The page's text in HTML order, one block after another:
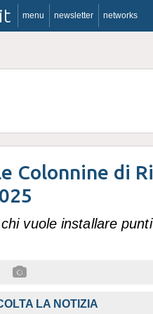
menu newsletter networks
Colonnine di
vuole installare
LA NOTIZIA